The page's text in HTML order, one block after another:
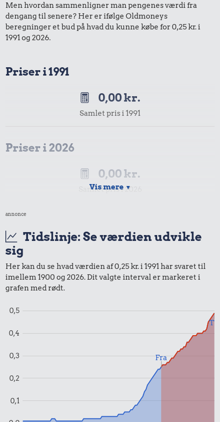
Men hvordan sammenligner man pengenes værdi fra
dengang til senere? Her er ifølge Oldmoneys
beregninger et bud på hvad du kunne købe for 0,25 kr. i
1991 og 2026.
Priser i 1991
0,00 kr.
Samlet pris i 1991
Priser i 2026
0,00 kr.
Samlet pris i 2026
Udvalgte varer fra danskernes indkøbskurv gennem tiderne.
datidskroner er på baggrund af forbrugerprisindekset fra
Vis mere ▼
annonce
Tidslinje: Se værdien udvikle
sig
Her kan du se hvad værdien af 0,25 kr. i 1991 har svaret til
imellem 1900 og 2026. Dit valgte interval er markeret i
grafen med rødt.
0,1
0,2
0,3
0,4
0,5
Fra
Til